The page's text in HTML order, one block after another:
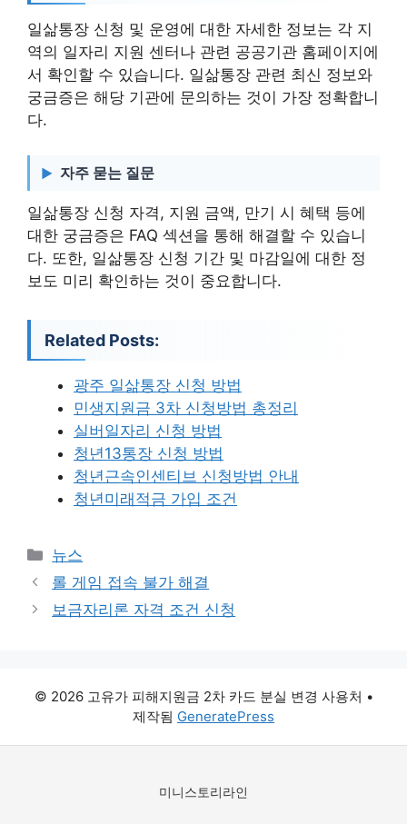
일삶통장 신청 및 운영에 대한 자세한 정보는 각 지
역의 일자리 지원 센터나 관련 공공기관 홈페이지에
서 확인할 수 있습니다. 일삶통장 관련 최신 정보와
궁금증은 해당 기관에 문의하는 것이 가장 정확합니
다.
자주 묻는 질문
일삶통장 신청 자격, 지원 금액, 만기 시 혜택 등에
대한 궁금증은 FAQ 섹션을 통해 해결할 수 있습니
다. 또한, 일삶통장 신청 기간 및 마감일에 대한 정
보도 미리 확인하는 것이 중요합니다.
Related Posts:
광주 일삶통장 신청 방법
민생지원금 3차 신청방법 총정리
실버일자리 신청 방법
청년13통장 신청 방법
청년근속인센티브 신청방법 안내
청년미래적금 가입 조건
카
테
리
뉴스
롤 게임 접속 불가 해결
보금자리론 자격 조건 신청
© 2026 고유가 피해지원금 2차 카드 분실 변경 사용처 •
제작됨 GeneratePress
미니스토리라인